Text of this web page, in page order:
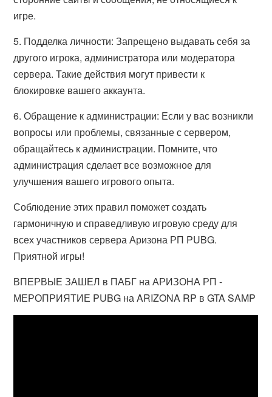
игре.
5. Подделка личности: Запрещено выдавать себя за
другого игрока, администратора или модератора
сервера. Такие действия могут привести к
блокировке вашего аккаунта.
6. Обращение к администрации: Если у вас возникли
вопросы или проблемы, связанные с сервером,
обращайтесь к администрации. Помните, что
администрация сделает все возможное для
улучшения вашего игрового опыта.
Соблюдение этих правил поможет создать
гармоничную и справедливую игровую среду для
всех участников сервера Аризона РП PUBG.
Приятной игры!
ВПЕРВЫЕ ЗАШЕЛ в ПАБГ на АРИЗОНА РП -
МЕРОПРИЯТИЕ PUBG на ARIZONA RP в GTA SAMP